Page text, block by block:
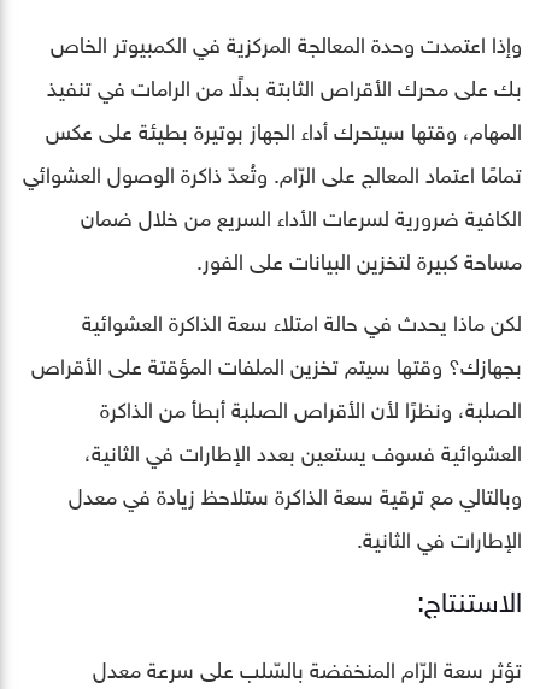
وإذا اعتمدت وحدة المعالجة المركزية في الكمبيوتر الخاص
بك على محرك الأقراص الثابتة بدلًا من الرامات في تنفيذ
المهام، وقتها سيتحرك أداء الجهاز بوتيرة بطيئة على عكس
تمامًا اعتماد المعالج على الرّام. وتُعدّ ذاكرة الوصول العشوائي
الكافية ضرورية لسرعات الأداء السريع من خلال ضمان
مساحة كبيرة لتخزين البيانات على الفور.
لكن ماذا يحدث في حالة امتلاء سعة الذاكرة العشوائية
بجهازك؟ وقتها سيتم تخزين الملفات المؤقتة على الأقراص
الصلبة، ونظرًا لأن الأقراص الصلبة أبطأ من الذاكرة
العشوائية فسوف يستعين بعدد الإطارات في الثانية،
وبالتالي مع ترقية سعة الذاكرة ستلاحظ زيادة في معدل
الإطارات في الثانية.
الاستنتاج:
تؤثر سعة الرّام المنخفضة بالسّلب على سرعة معدل